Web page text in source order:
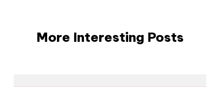
More Interesting Posts